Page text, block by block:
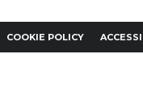
COOKIE POLICY